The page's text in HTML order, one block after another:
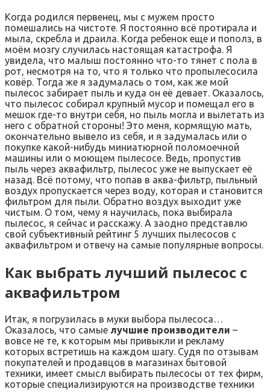
Когда родился первенец, мы с мужем просто
помешались на чистоте. Я постоянно всё протирала и
мыла, скребла и драила. Когда ребенок еще и пополз, в
моём мозгу случилась настоящая катастрофа. Я
увидела, что малыш постоянно что-то тянет с пола в
рот, несмотря на то, что я только что пропылесосила
ковёр. Тогда же я задумалась о том, как же мой
пылесос забирает пыль и куда он её девает. Оказалось,
что пылесос собирал крупный мусор и помещал его в
мешок где-то внутри себя, но пыль могла и вылетать из
него с обратной стороны! Это меня, кормящую мать,
окончательно вывело из себя, и я задумалась или о
покупке какой-нибудь миниатюрной поломоечной
машины или о моющем пылесосе. Ведь, пропустив
пыль через аквафильтр, пылесос уже не выпускает её
назад. Всё потому, что попав в аква-фильтр, пыльный
воздух пропускается через воду, которая и становится
фильтром для пыли. Обратно воздух выходит уже
чистым. О том, чему я научилась, пока выбирала
пылесос, я сейчас и расскажу. А заодно представлю
свой субъективный рейтинг 5 лучших пылесосов с
аквафильтром и отвечу на самые популярные вопросы.
Как выбрать лучший пылесос с
аквафильтром
Итак, я погрузилась в муки выбора пылесоса…
Оказалось, что самые лучшие производители –
вовсе не те, к которым мы привыкли и рекламу
которых встретишь на каждом шагу. Судя по отзывам
покупателей и продавцов в магазинах бытовой
техники, имеет смысл выбирать пылесосы от тех фирм,
которые специализируются на производстве техники